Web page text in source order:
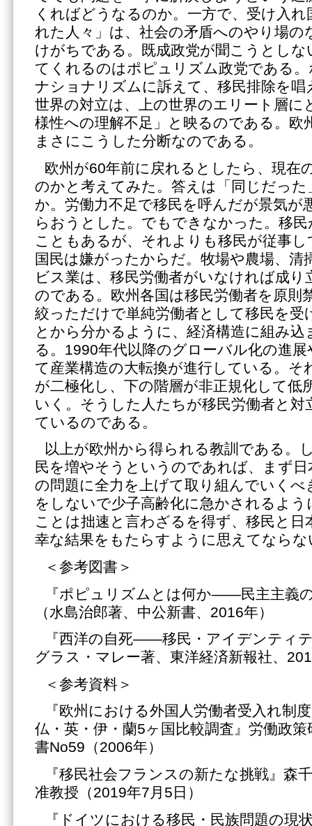
くればどうなるのか。一方で、受け入
れた人々」は、社会の矛盾へのやり場の
けがちである。既成政党が聞こうとし
てくれるのはポピュリズム政党である
ナショナリズムに訴えて、移民排除を
世界の対立は、上の世界のエリート層に
様性への理解不足」と映るのである。欧
まさにこうした分断なのである。
欧州が60年前に戻れるとしたら、現在
のかと考えてみた。答えは「同じだっ
か。労働力不足で移民を呼んだが景気が
らおうとした。でもできなかった。移
こともあるが、それよりも移民が従事
国民は嫌がったからだ。牧場や農場、清
ビス業は、移民労働者がいなければ成
のである。欧州各国は移民労働者を原則
絞っただけで単純労働者として移民を受
とから分かるように、経済構造に組み
る。1990年代以降のグローバル化の進
て産業構造の大転換が進行している。そ
が二極化し、下の階層が非正規化して低
いく。そうした人たちが移民労働者と対
ているのである。
以上が欧州から得られる教訓である。
民を増やそうというのであれば、まず日
の問題に全力を上げて取り組んでいく
をしないで少子高齢化に急かされるよ
ことは拙速と言わざるを得ず、移民と日
幸な結果をもたらすように思えてならな
＜参考図書＞
『ポピュリズムとは何か――民主主義
（水島治郎著、中公新書、2016年）
『西洋の自死――移民・アイデンティ
グラス・マレー著、東洋経済新報社、
＜参考資料＞
『欧州における外国人労働者受入れ制
仏・英・伊・蘭5ヶ国比較調査』労働政
書No59（2006年）
『移民社会フランスの新たな挑戦』森
准教授（2019年7月5日）
『ドイツにおける移民・民族問題の現